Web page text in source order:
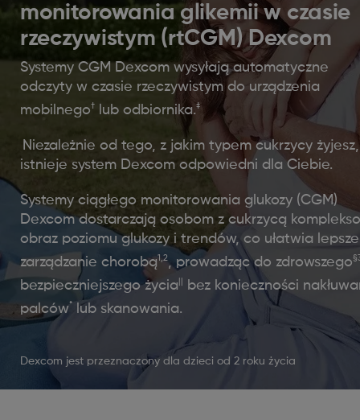
monitorowania glikemii w czasie
rzeczywistym (rtCGM) Dexcom
Systemy CGM Dexcom wysyłają automatyczne
odczyty w czasie rzeczywistym do urządzenia
mobilnego† lub odbiornika.‡
Niezależnie od tego, z jakim typem cukrzycy żyjesz,
istnieje system Dexcom odpowiedni dla Ciebie.
Systemy ciągłego monitorowania glukozy (CGM)
Dexcom dostarczają osobom z cukrzycą
obraz poziomu glukozy i trendów, co ułatwia lepsze
zarządzanie chorobą1,2, prowadząc do zdrowszego
bezpieczniejszego życia
bez konieczności
palców* lub skanowania.
Dexcom jest przeznaczony dla dzieci od 2 roku życia